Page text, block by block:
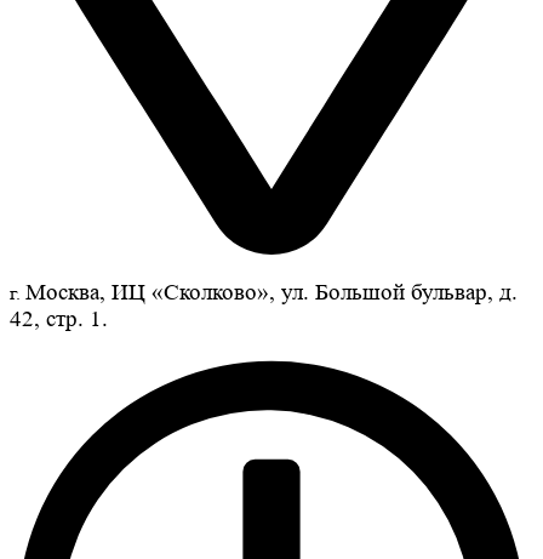
г. Москва, ИЦ «Сколково», ул. Большой бульвар, д.
42, стр. 1.